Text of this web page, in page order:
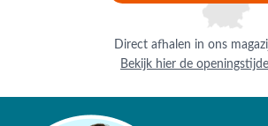
Direct afhalen in ons
Bekijk hier de